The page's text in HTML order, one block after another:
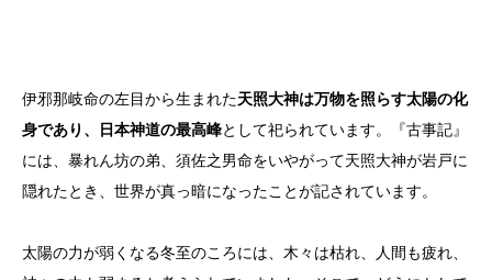
伊邪那岐命の左目から生まれた天照大神は万物を照らす太陽の化
身であり、日本神道の最高峰として祀られています。『古事記』
には、暴れん坊の弟、須佐之男命をいやがって天照大神が岩戸に
隠れたとき、世界が真っ暗になったことが記されています。
太陽の力が弱くなる冬至のころには、木々は枯れ、人間も疲れ、